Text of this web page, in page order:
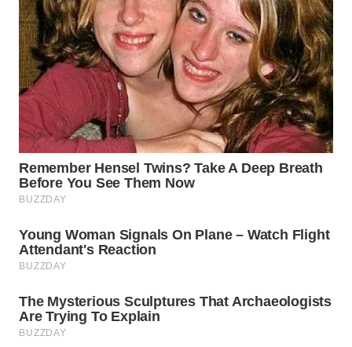
CIANJUR
WN
KEPULAUAN
SERIBU
WN
TANGERANG
WN
BINJAI
WN
CIREBON
WN
INDRAMAYU